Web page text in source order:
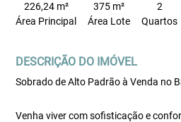
226,24 m²
Área Principal
375 m²
Área Lote
2
Quartos
DESCRIÇÃO DO IMÓVEL
Sobrado de Alto Padrão à Venda no
Venha viver com sofisticação e